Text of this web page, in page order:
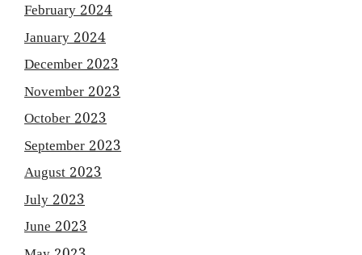
February 2024
January 2024
December 2023
November 2023
October 2023
September 2023
August 2023
July 2023
June 2023